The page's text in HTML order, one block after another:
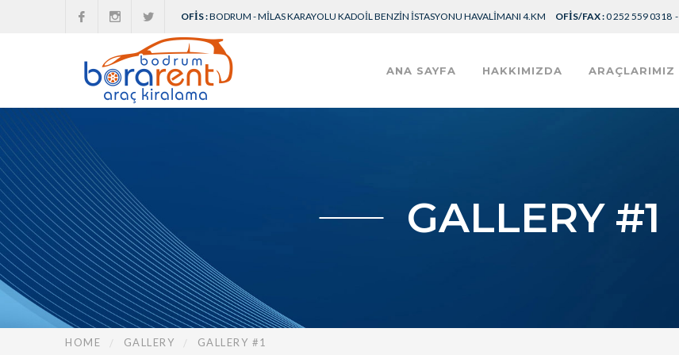
OFIS :BODRUM - MILAS KARAYOLU KADOIL BENZIN İSTASYONU HAVALIMANI 4.KM OFIS/FAX :0 252 559 0318 -
ANA SAYFA HAKKIMIZDA ARAÇLARIMIZ
GALLERY #1
HOME GALLERY GALLERY #1